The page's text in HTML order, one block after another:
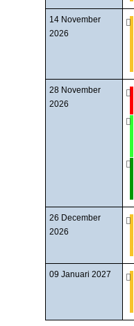
14 November
2026
28 November
2026
26 December
2026
09 Januari 2027